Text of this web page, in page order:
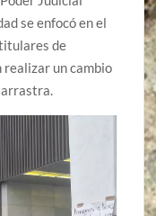
se enfocó en el
de
realizar un cambio